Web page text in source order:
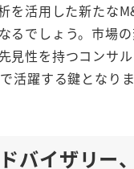
を活用した新たな
るでしょう。市場
見性を持つコンサ
活躍する鍵となりま
バイザリー